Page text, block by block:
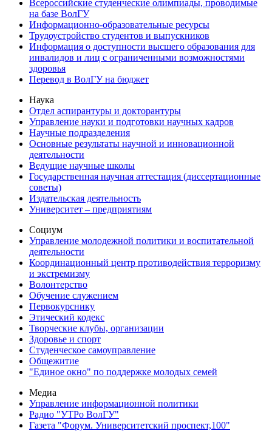
Всероссийские студенческие олимпиады, проводимые
на базе ВолГУ
Информационно-образовательные ресурсы
Трудоустройство студентов и выпускников
Информация о доступности высшего образования для
инвалидов и лиц с ограниченными возможностями
здоровья
Перевод в ВолГУ на бюджет
Наука
Отдел аспирантуры и докторантуры
Управление науки и подготовки научных кадров
Научные подразделения
Основные результаты научной и инновационной
деятельности
Ведущие научные школы
Государственная научная аттестация (диссертационные
советы)
Издательская деятельность
Университет – предприятиям
Социум
Управление молодежной политики и воспитательной
деятельности
Координационный центр противодействия терроризму
и экстремизму
Волонтерство
Обучение служением
Первокурснику
Этический кодекс
Творческие клубы, организации
Здоровье и спорт
Студенческое самоуправление
Общежитие
"Единое окно" по поддержке молодых семей
Медиа
Управление информационной политики
Радио "УТРо ВолГУ"
Газета "Форум. Университетский проспект,100"